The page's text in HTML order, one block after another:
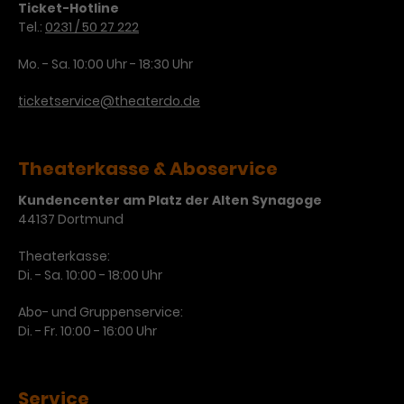
Anbieter Google Analytics
Laufzeit 1 Minute
Zweck
Das ist ein von Google Analytics
pro Minute an Google Analytics
werden bestimmte
Laufzeit 3 Monate
Zweck
Dieses Cookie wird verwendet, um
Werbeanzeigen zu messen und
Anbieter Google / DoubleClick
Laufzeit 1 Jahr
Ticket-Hotline
Tel.: 0231 / 50 27 222
Mo. - Sa. 10:00 Uhr - 18:30 Uhr
ticketservice@theaterdo.de
Theaterkasse & Aboservice
Kundencenter am Platz der Alten Synagoge
44137 Dortmund
Theaterkasse:
Di. - Sa. 10:00 - 18:00 Uhr
Abo- und Gruppenservice:
Di. - Fr. 10:00 - 16:00 Uhr
Service